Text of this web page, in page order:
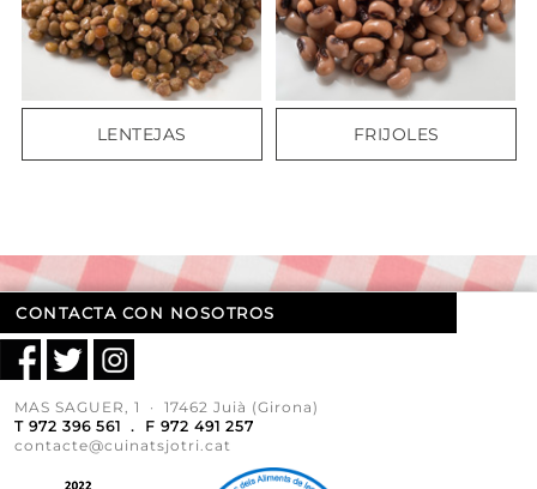
LENTEJAS FRIJOLES
CONTACTA CON NOSOTROS
MAS SAGUER, 1 · 17462 Juià (Girona)
T 972 396 561 . F 972 491 257
contacte@cuinatsjotri.cat